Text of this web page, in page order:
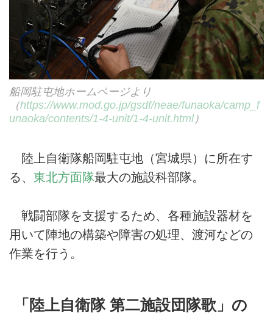
船岡駐屯地ホームページより
（https://www.mod.go.jp/gsdf/neae/funaoka/camp_f
unaoka/contents/1-4-unit/1-4-unit.html）
陸上自衛隊船岡駐屯地（宮城県）に所在す
る、 東北方面隊最大の施設科部隊。
戦闘部隊を支援するため、各種施設器材を
用いて陣地の構築や障害の処理、渡河などの
作業を行う。
「陸上自衛隊 第二施設団隊歌」の